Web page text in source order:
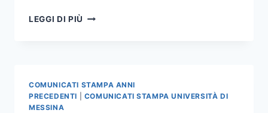
LEGGI DI PIÙ PROGETTO
COMUNICATI STAMPA ANNI
PRECEDENTI
COMUNICATI STAMPA UNIVERSITÀ DI
MESSINA